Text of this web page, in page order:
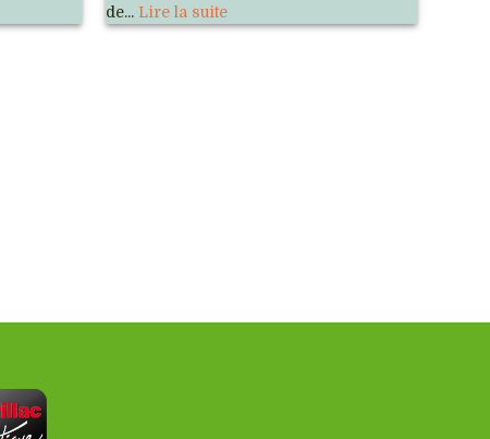
de... Lire la suite